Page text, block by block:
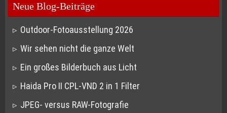
Neue Blog-Beiträge
Outdoor-Fotoausstellung 2026
Wir sehen nicht die ganze Welt
Ein großes Bilderbuch aus Licht
Haida Pro II CPL-VND 2 in 1 Filter
JPEG- versus RAW-Fotografie